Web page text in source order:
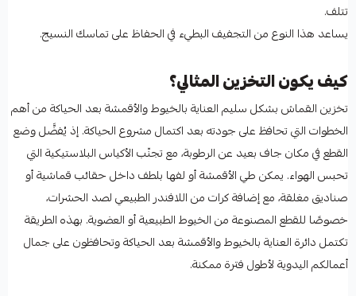
تتلف.
يساعد هذا النوع من التجفيف البطيء في الحفاظ على تماسك النسيج.
كيف يكون التخزين المثالي؟
تخزين القماش بشكل سليم العناية بالخيوط والأقمشة بعد الحياكة من أهم
الخطوات التي تحافظ على جودته بعد اكتمال مشروع الحياكة. إذ يُفضَّل وضع
القطع في مكان جاف بعيد عن الرطوبة، مع تجنّب الأكياس البلاستيكية التي
تحبس الهواء. يمكن طي الأقمشة أو لفها بلطف داخل حقائب قماشية أو
صناديق مغلقة، مع إضافة كرات من اللافندر الطبيعي لصد الحشرات،
خصوصًا للقطع المصنوعة من الخيوط الطبيعية أو العضوية. بهذه الطريقة
تكتمل دائرة العناية بالخيوط والأقمشة بعد الحياكة وتحافظون على جمال
أعمالكم اليدوية لأطول فترة ممكنة.